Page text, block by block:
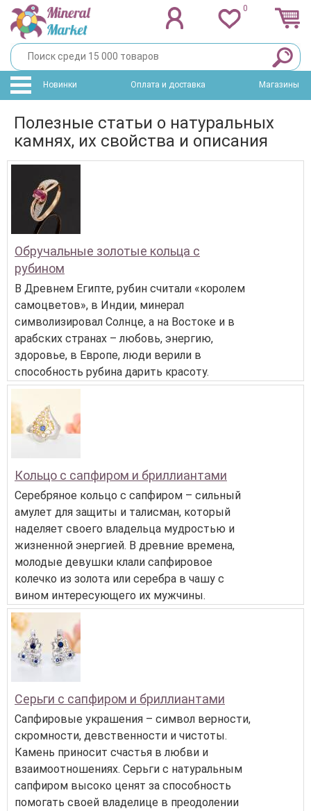
0
Новинки Оплата и доставка Магазины
Полезные статьи о натуральных
камнях, их свойства и описания
Обручальные золотые кольца с
рубином
В Древнем Египте, рубин считали «королем
самоцветов», в Индии, минерал
символизировал Солнце, а на Востоке и в
арабских странах – любовь, энергию,
здоровье, в Европе, люди верили в
способность рубина дарить красоту.
Кольцо с сапфиром и бриллиантами
Серебряное кольцо с сапфиром – сильный
амулет для защиты и талисман, который
наделяет своего владельца мудростью и
жизненной энергией. В древние времена,
молодые девушки клали сапфировое
колечко из золота или серебра в чашу с
вином интересующего их мужчины.
Серьги с сапфиром и бриллиантами
Сапфировые украшения – символ верности,
скромности, девственности и чистоты.
Камень приносит счастья в любви и
взаимоотношениях. Серьги с натуральным
сапфиром высоко ценят за способность
помогать своей владелице в преодолении